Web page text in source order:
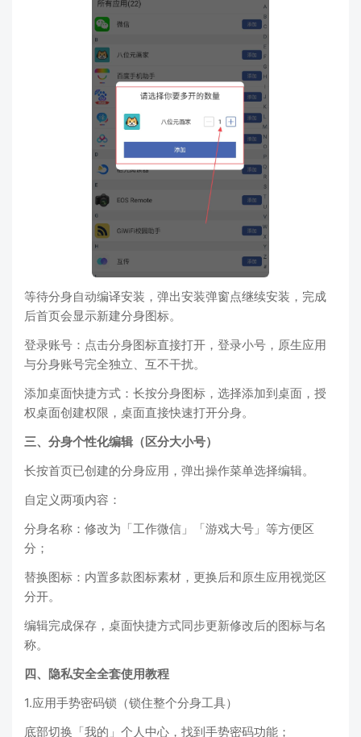
等待分身自动编译安装，弹出安装弹窗点继续安装，完成
后首页会显示新建分身图标。
登录账号：点击分身图标直接打开，登录小号，原生应用
与分身账号完全独立、互不干扰。
添加桌面快捷方式：长按分身图标，选择添加到桌面，授
权桌面创建权限，桌面直接快速打开分身。
三、分身个性化编辑（区分大小号）
长按首页已创建的分身应用，弹出操作菜单选择编辑。
自定义两项内容：
分身名称：修改为「工作微信」「游戏大号」等方便区
分；
替换图标：内置多款图标素材，更换后和原生应用视觉区
分开。
编辑完成保存，桌面快捷方式同步更新修改后的图标与名
称。
四、隐私安全全套使用教程
1.应用手势密码锁（锁住整个分身工具）
底部切换「我的」个人中心，找到手势密码功能；